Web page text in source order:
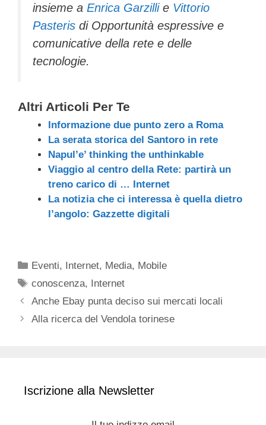
insieme a Enrica Garzillie Vittorio
Pasteris di Opportunità espressive e
comunicative della rete e delle
tecnologie.
Altri Articoli Per Te
Informazione due punto zero a Roma
La serata storica del Santoro in rete
Napul’e’ thinking the unthinkable
Viaggio al centro della Rete: partirà un
treno carico di … Internet
La notizia che ci interessa è quella dietro
l’angolo: Gazzette digitali
Categorie
Eventi, Internet, Media, Mobile
Tag
conoscenza, Internet
Anche Ebay punta deciso sui mercati locali
Alla ricerca del Vendola torinese
Iscrizione alla Newsletter